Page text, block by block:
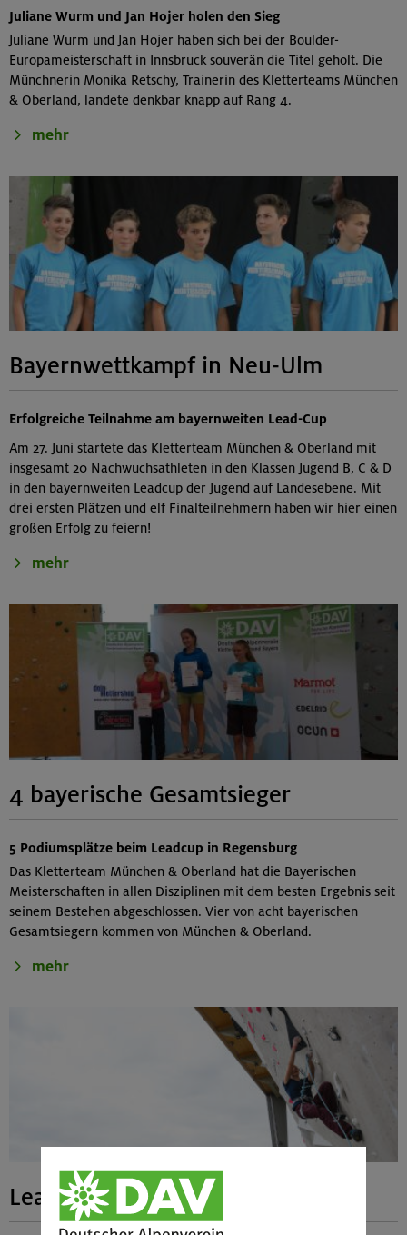
Juliane Wurm und Jan Hojer holen den Sieg
Juliane Wurm und Jan Hojer haben sich bei der Boulder-
Europameisterschaft in Innsbruck souverän die Titel geholt. Die
Münchnerin Monika Retschy, Trainerin des Kletterteams München
& Oberland, landete denkbar knapp auf Rang 4.
mehr
Bayernwettkampf in Neu-Ulm
Erfolgreiche Teilnahme am bayernweiten Lead-Cup
Am 27. Juni startete das Kletterteam München & Oberland mit
insgesamt 20 Nachwuchsathleten in den Klassen Jugend B, C & D
in den bayernweiten Leadcup der Jugend auf Landesebene. Mit
drei ersten Plätzen und elf Finalteilnehmern haben wir hier einen
großen Erfolg zu feiern!
mehr
4 bayerische Gesamtsieger
5 Podiumsplätze beim Leadcup in Regensburg
Das Kletterteam München & Oberland hat die Bayerischen
Meisterschaften in allen Disziplinen mit dem besten Ergebnis seit
seinem Bestehen abgeschlossen. Vier von acht bayerischen
Gesamtsiegern kommen von München & Oberland.
mehr
Leadcup in Freimann